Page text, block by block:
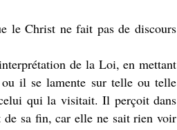
le Christ ne fait pas de discours
de la Loi, en mettant
il se lamente sur telle ou telle
qui la visitait. Il perçoit dans
de sa fin, car elle ne sait rien voir